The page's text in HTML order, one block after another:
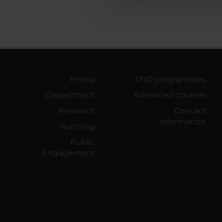
Home
Department
Research
Teaching
Public
Engagement
PhD programmes
Advanced courses
Contact
information